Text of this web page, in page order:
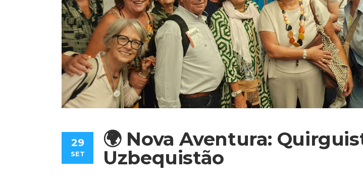
29
SET
🌍 Nova Aventura:
Uzbequistão